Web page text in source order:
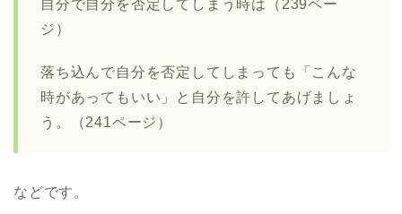
自分で自分を否定してしまう時は（239ペー
ジ）
落ち込んで自分を否定してしまっても「こんな
時があってもいい」と自分を許してあげましょ
う。（241ページ）
などです。